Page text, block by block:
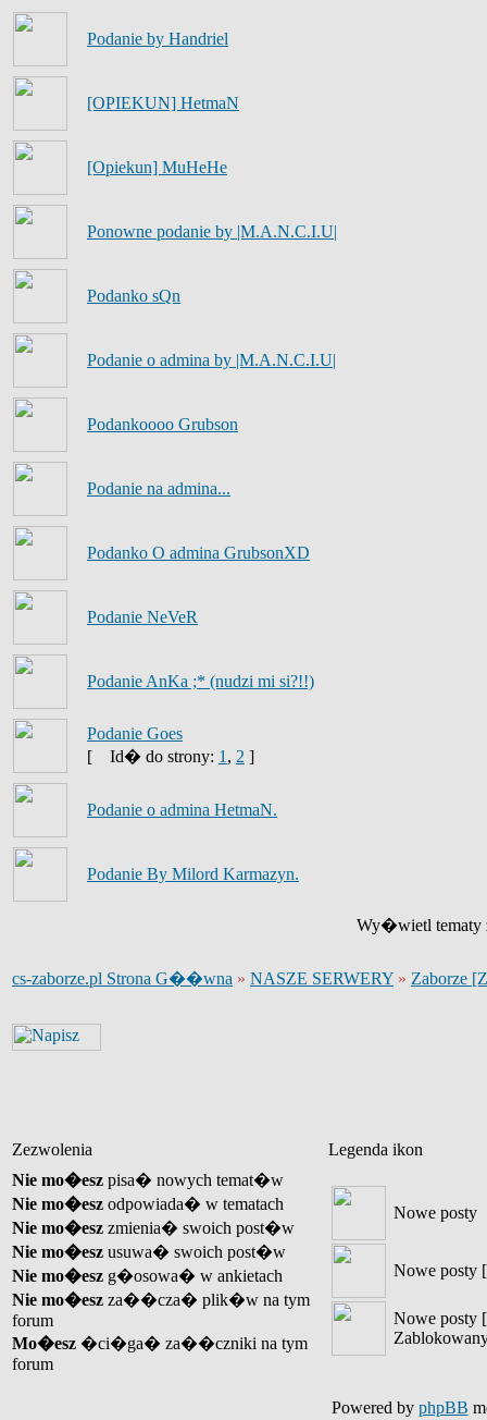
Podanie by Handriel
[OPIEKUN] HetmaN
[Opiekun] MuHeHe
Ponowne podanie by |M.A.N.C.I.U|
Podanko sQn
Podanie o admina by |M.A.N.C.I.U|
Podankoooo Grubson
Podanie na admina...
Podanko O admina GrubsonXD
Podanie NeVeR
Podanie AnKa ;* (nudzi mi si?!!)
Podanie Goes
[
Id� do strony: 1 , 2 ]
Podanie o admina HetmaN.
Podanie By Milord Karmazyn.
Wy�wietl tematy
cs-zaborze.pl Strona G��wna » NASZE SERWERY » Zaborze
Zezwolenia
Legenda ikon
Nie mo�esz pisa� nowych temat�w
Nie mo�esz odpowiada� w tematach
Nie mo�esz zmienia� swoich post�w
Nie mo�esz usuwa� swoich post�w
Nie mo�esz g�osowa� w ankietach
Nie mo�esz za��cza� plik�w na tym
forum
Mo�esz �ci�ga� za��czniki na tym
forum
Nowe posty
Nowe posty
Nowe posty [
Powered by phpBB